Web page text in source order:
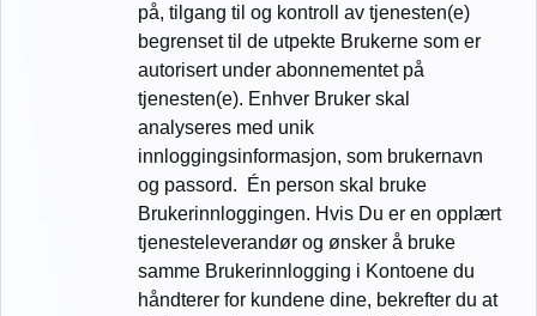
på, tilgang til og kontroll av tjenesten(e)
begrenset til de utpekte Brukerne som er
autorisert under abonnementet på
tjenesten(e). Enhver Bruker skal
analyseres med unik
innloggingsinformasjon, som brukernavn
og passord. Én person skal bruke
Brukerinnloggingen. Hvis Du er en opplært
tjenesteleverandør og ønsker å bruke
samme Brukerinnlogging i Kontoene du
håndterer for kundene dine, bekrefter du at